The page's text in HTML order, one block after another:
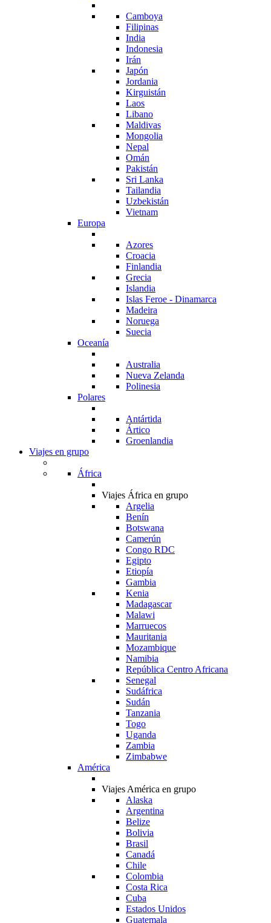
Camboya
Filipinas
India
Indonesia
Irán
Japón
Jordania
Kirguistán
Laos
Libano
Maldivas
Mongolia
Nepal
Omán
Pakistán
Sri Lanka
Tailandia
Uzbekistán
Vietnam
Europa
Azores
Croacia
Finlandia
Grecia
Islandia
Islas Feroe - Dinamarca
Madeira
Noruega
Suecia
Oceanía
Australia
Nueva Zelanda
Polinesia
Polares
Antártida
Ártico
Groenlandia
Viajes en grupo
África
Viajes África en grupo
Argelia
Benín
Botswana
Camerún
Congo RDC
Egipto
Etiopía
Gambia
Kenia
Madagascar
Malawi
Marruecos
Mauritania
Mozambique
Namibia
República Centro Africana
Senegal
Sudáfrica
Sudán
Tanzania
Togo
Uganda
Zambia
Zimbabwe
América
Viajes América en grupo
Alaska
Argentina
Belize
Bolivia
Brasil
Canadá
Chile
Colombia
Costa Rica
Cuba
Estados Unidos
Guatemala